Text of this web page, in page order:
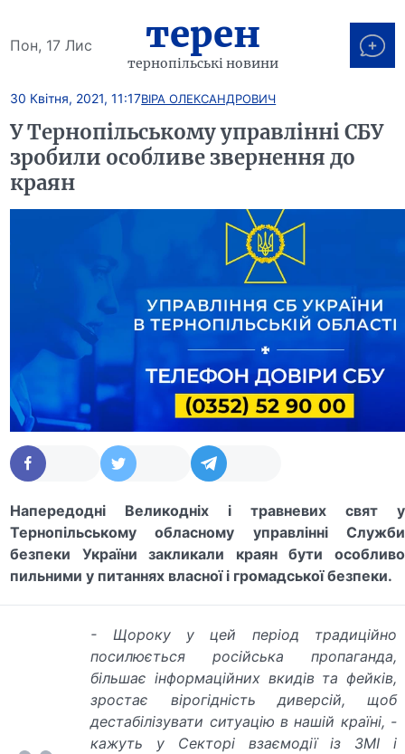
Пон, 17 Лис терен
тернопільські новини
30 Квітня, 2021, 11:17ВІРА ОЛЕКСАНДРОВИЧ
У Тернопільському управлінні СБУ
зробили особливе звернення до
краян
Напередодні Великодніх і травневих свят у
Тернопільському обласному управлінні Служби
безпеки України закликали краян бути особливо
пильними у питаннях власної і громадської безпеки.
- Щороку у цей період традиційно
посилюється російська пропаганда,
більшає інформаційних вкидів та фейків,
зростає вірогідність диверсій, щоб
дестабілізувати ситуацію в нашій країні, -
кажуть у Секторі взаємодії із ЗМІ і